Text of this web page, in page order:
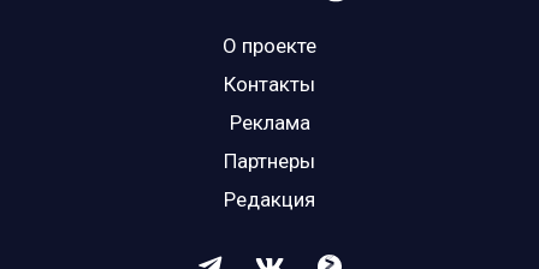
О проекте
Контакты
Реклама
Партнеры
Редакция